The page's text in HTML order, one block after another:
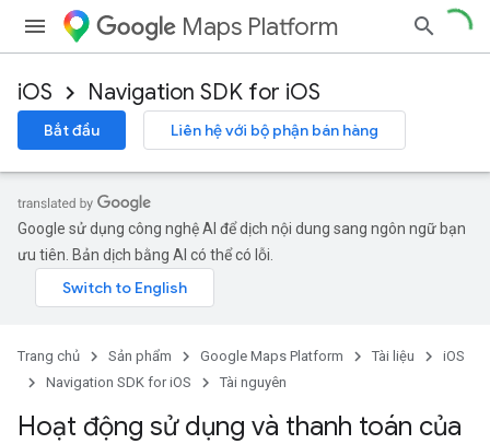
Maps Platform
iOS Navigation SDK for iOS
Bắt đầu Liên hệ với bộ phận bán hàng
Google sử dụng công nghệ AI để dịch nội dung sang ngôn ngữ bạn
ưu tiên. Bản dịch bằng AI có thể có lỗi.
Trang chủ Sản phẩm Google Maps Platform Tài liệu
iOS
Navigation SDK for iOS
Tài nguyên
Hoạt động sử dụng và thanh toán của